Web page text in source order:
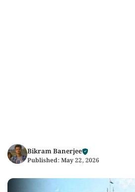
Bikram Banerjee
Published: May 22, 2026